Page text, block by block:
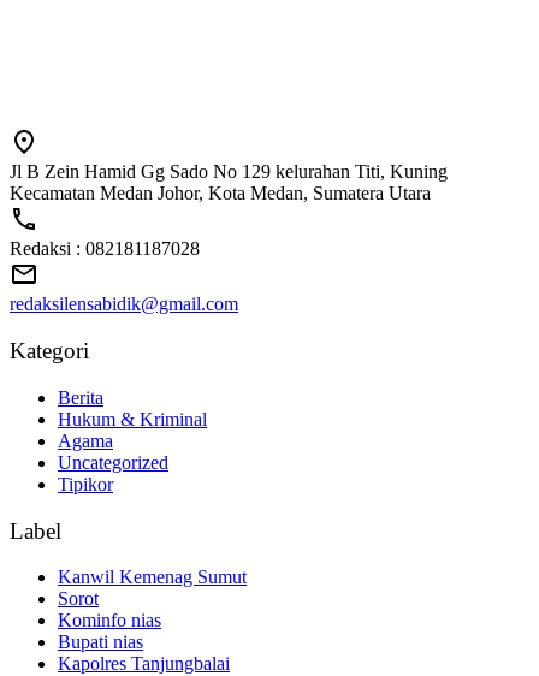
Jl B Zein Hamid Gg Sado No 129 kelurahan Titi, Kuning
Kecamatan Medan Johor, Kota Medan, Sumatera Utara
Redaksi : 082181187028
redaksilensabidik@gmail.com
Kategori
Berita
Hukum & Kriminal
Agama
Uncategorized
Tipikor
Label
Kanwil Kemenag Sumut
Sorot
Kominfo nias
Bupati nias
Kapolres Tanjungbalai